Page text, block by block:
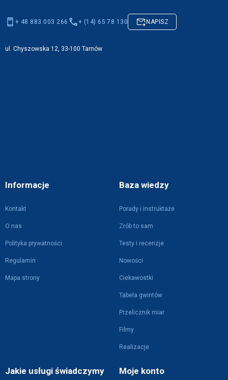
Informacje
Kontakt
O nas
Polityka prywatności
Regulamin
Mapa strony
Baza wiedzy
Porady i instruktaże
Zrób to sam
Testy i recenzje
Nowości
Ciekawostki
Tabela gwintów
Przelicznik miar
Filmy
Realizacje
Jakie usługi świadczymy Moje konto
+ 48 883 003 266 + (14) 65 78 130 NAPISZ
ul. Chyszowska 12, 33-100 Tarnów